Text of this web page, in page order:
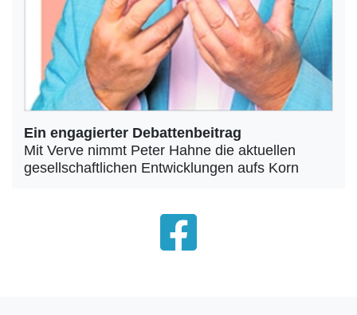
Ein engagierter Debattenbeitrag
Mit Verve nimmt Peter Hahne die aktuellen
gesellschaftlichen Entwicklungen aufs Korn